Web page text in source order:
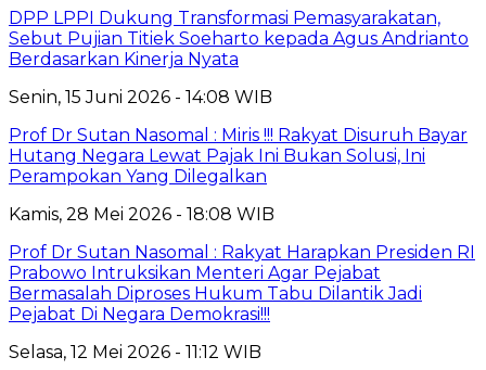
DPP LPPI Dukung Transformasi Pemasyarakatan,
Sebut Pujian Titiek Soeharto kepada Agus Andrianto
Berdasarkan Kinerja Nyata
Senin, 15 Juni 2026 - 14:08 WIB
Prof Dr Sutan Nasomal : Miris !!! Rakyat Disuruh Bayar
Hutang Negara Lewat Pajak Ini Bukan Solusi, Ini
Perampokan Yang Dilegalkan
Kamis, 28 Mei 2026 - 18:08 WIB
Prof Dr Sutan Nasomal : Rakyat Harapkan Presiden RI
Prabowo Intruksikan Menteri Agar Pejabat
Bermasalah Diproses Hukum Tabu Dilantik Jadi
Pejabat Di Negara Demokrasi!!!
Selasa, 12 Mei 2026 - 11:12 WIB